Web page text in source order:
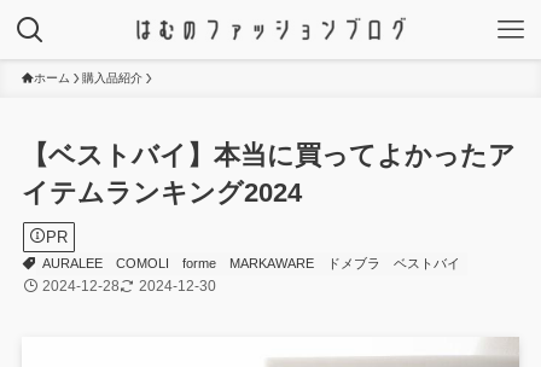
ホーム 購入品紹介
【ベストバイ】本当に買ってよかったア
イテムランキング2024
PR
AURALEE COMOLI forme MARKAWARE ドメブラ ベストバイ
2024-12-28 2024-12-30